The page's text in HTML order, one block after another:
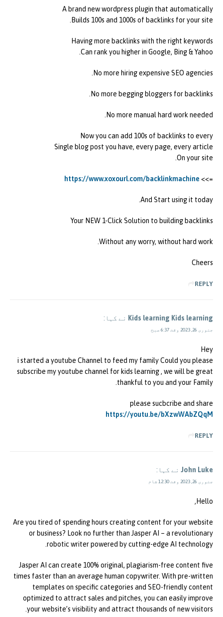
A brand new wordpress plugin that automatically
Builds 100s and 1000s of backlinks for your site.
Having more backlinks with the right keywords
Can rank you higher in Google, Bing & Yahoo.
No more hiring expensive SEO agencies.
No more begging bloggers for backlinks.
No more manual hard work needed.
Now you can add 100s of backlinks to every
Single blog post you have, every page, every article
On your site.
=>>
https://www.xoxourl.com/backlinkmachine
And Start using it today.
Your NEW 1-Click Solution to building backlinks
Without any worry, without hard work.
Cheers
REPLY
Kids learning Kids learning نے کہا:
جنوری 26, 2023 وقت 6:37 صبح
Hey
i started a youtube Channel to feed my family Could you please
subscribe my youtube channel for kids learning , we will be great
thankful to you and your Family.
please sucbcribe and share
https://youtu.be/bXzwWAbZQqM
REPLY
John Luke نے کہا:
جنوری 26, 2023 وقت 12:30 شام
Hello,
Are you tired of spending hours creating content for your website
or business? Look no further than Jasper AI – a revolutionary
robotic writer powered by cutting-edge AI technology.
Jasper AI can create 100% original, plagiarism-free content five
times faster than an average human copywriter. With pre-written
templates on specific categories and SEO-friendly content
optimized to attract sales and pitches, you can easily improve
your website’s visibility and attract thousands of new visitors.